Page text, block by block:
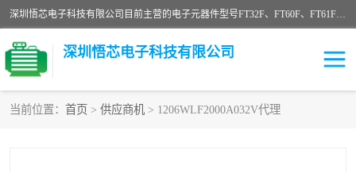
深圳悟芯电子科技有限公司目前主营的电子元器件型号FT32F、FT60F、FT61F、FT62F、FT64F、FT61FC、MCU EEPROM MOS LDO 稳压管 触摸IC DC-DC AC-DC 协议IC等，广泛应用于LED射灯、LED日光灯、等诸多领域。
深圳悟芯电子科技有限公司
当前位置： 首页 > 供应商机 > 1206WLF2000A032V代理